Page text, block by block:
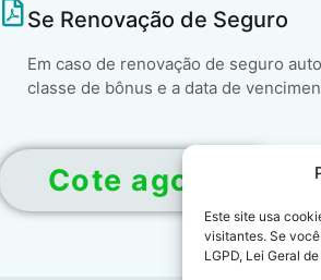
Este site usa
visitantes. Se
LGPD, Lei Geral
Se Renovação de Seguro
Em caso de renovação de seguro
classe de bônus e a data de
Cote agora!